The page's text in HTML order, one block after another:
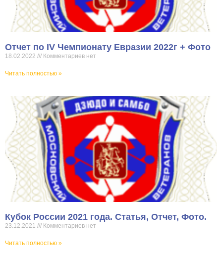
Отчет по IV Чемпионату Евразии 2022г + Фото
18.02.2022 Комментариев нет
Читать полностью »
Кубок России 2021 года. Статья, Отчет, Фото.
23.12.2021 Комментариев нет
Читать полностью »